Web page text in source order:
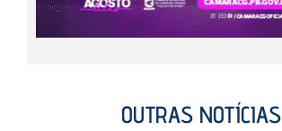
OUTRAS NOTÍCIAS